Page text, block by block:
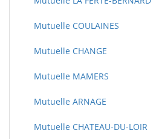
Mutuelle COULAINES
Mutuelle CHANGE
Mutuelle MAMERS
Mutuelle ARNAGE
Mutuelle CHATEAU-DU-LOIR